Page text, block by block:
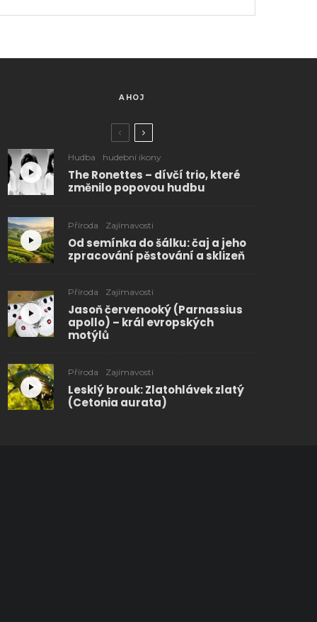
AHOJ
Hudba hudební ikony
The Ronettes – dívčí trio, které
změnilo popovou hudbu
Příroda Zajímavosti
Od semínka do šálku: čaj a jeho
zpracování pěstování a sklizeň
Příroda Zajímavosti
Jasoň červenooký (Parnassius
apollo) – král evropských
motýlů
Příroda Zajímavosti
Lesklý brouk: Zlatohlávek zlatý
(Cetonia aurata)